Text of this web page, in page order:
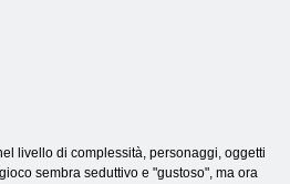
livello di complessità, personaggi, oggetti
sembra seduttivo e "gustoso", ma ora